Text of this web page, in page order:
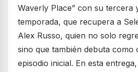
Waverly Place” con su tercera
temporada, que recupera a
Alex Russo, quien no solo
sino que también debuta como
episodio inicial. En esta